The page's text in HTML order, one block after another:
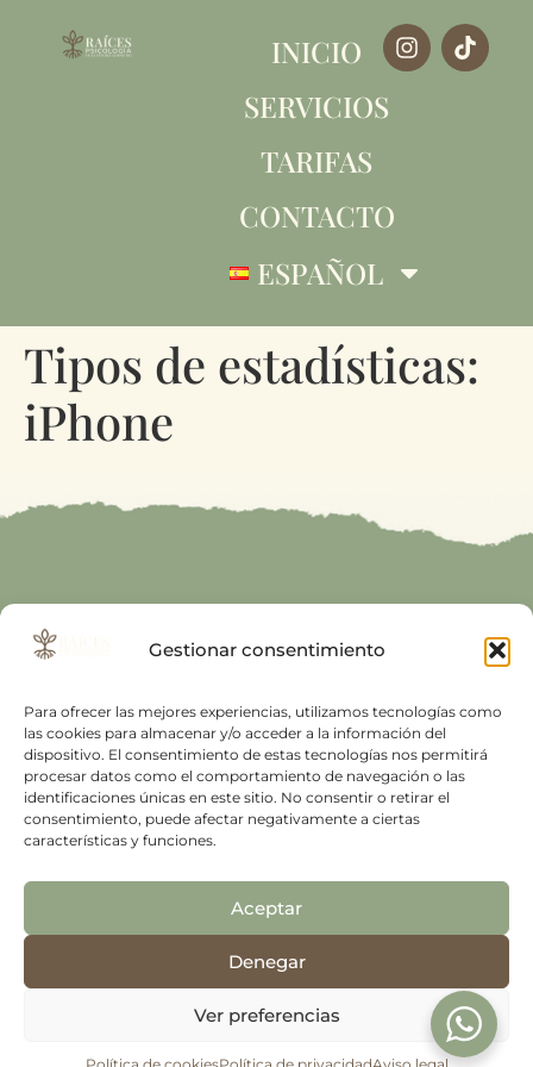
Gestionar consentimiento
Para ofrecer las mejores experiencias, utilizamos tecnologías como
las cookies para almacenar y/o acceder a la información del
dispositivo. El consentimiento de estas tecnologías nos permitirá
procesar datos como el comportamiento de navegación o las
identificaciones únicas en este sitio. No consentir o retirar el
consentimiento, puede afectar negativamente a ciertas
características y funciones.
Aceptar
Denegar
Ver preferencias
INICIO
SERVICIOS
TARIFAS
CONTACTO
ESPAÑOL
Tipos de estadísticas:
iPhone
INICIO
SERVICIOS
TARIFAS
CONTACTO
AVISO
POLÍTICA
DE
PRIVACIDAD
POLÍTICA
COOKIES
DECLARACIÓN
DE
ACCESIBILIDAD